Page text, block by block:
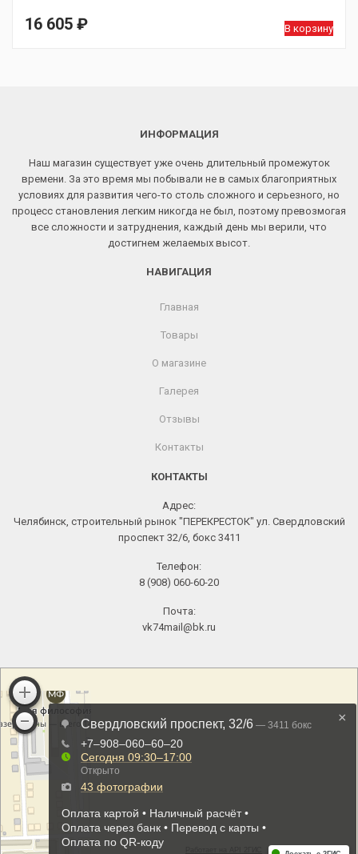
16 605 ₽ В корзину
ИНФОРМАЦИЯ
Наш магазин существует уже очень длительный промежуток
времени. За это время мы побывали не в самых благоприятных
условиях для развития чего-то столь сложного и серьезного, но
процесс становления легким никогда не был, поэтому превозмогая
все сложности и затруднения, каждый день мы верили, что
достигнем желаемых высот.
НАВИГАЦИЯ
Главная
Товары
О магазине
Галерея
Отзывы
Контакты
КОНТАКТЫ
Адрес:
Челябинск, строительный рынок "ПЕРЕКРЕСТОК" ул. Свердловский
проспект 32/6, бокс 3411
Телефон:
8 (908) 060-60-20
Почта:
vk74mail@bk.ru